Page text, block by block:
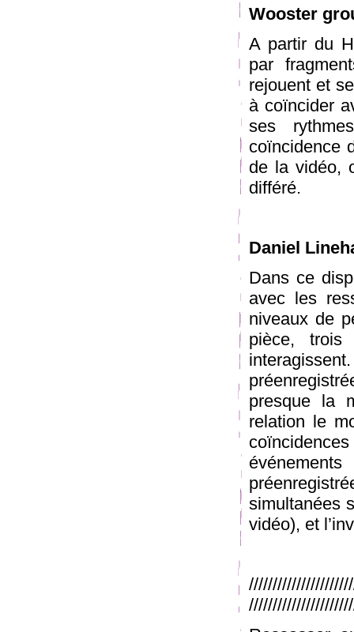
Wooster
A partir du
par
rejouent et
à coïncider
ses
coïncidence
de la vidéo,
différé.
Daniel
Dans ce
avec les
niveaux de
pièce, trois
presque la
relation le
simultanées
vidéo), et